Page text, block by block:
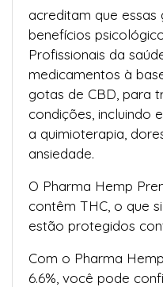
acreditam que
benefícios
Profissionais da
medicamentos à
gotas de CBD, para
condições, incluindo
a quimioterapia,
ansiedade.
O Pharma Hemp
contêm THC, o que
estão protegidos
Com o Pharma
6.6%, você pode